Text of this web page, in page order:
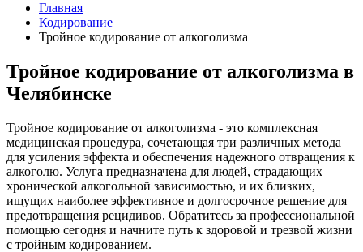
Главная
Кодирование
Тройное кодирование от алкоголизма
Тройное кодирование от алкоголизма в
Челябинске
Тройное кодирование от алкоголизма - это комплексная
медицинская процедура, сочетающая три различных метода
для усиления эффекта и обеспечения надежного отвращения к
алкоголю. Услуга предназначена для людей, страдающих
хронической алкогольной зависимостью, и их близких,
ищущих наиболее эффективное и долгосрочное решение для
предотвращения рецидивов. Обратитесь за профессиональной
помощью сегодня и начните путь к здоровой и трезвой жизни
с тройным кодированием.